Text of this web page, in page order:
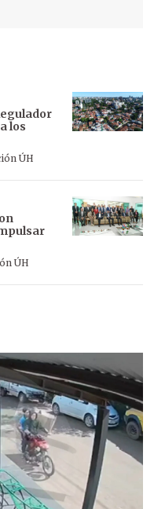
los
ÚH
ÚH